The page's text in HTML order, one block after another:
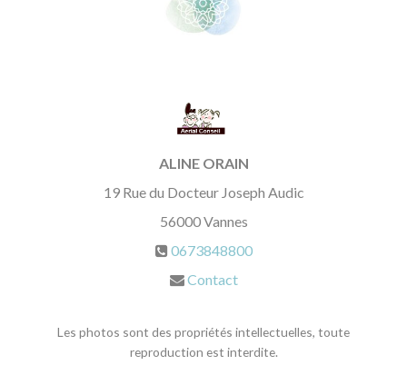
ALINE ORAIN
19 Rue du Docteur Joseph Audic
56000Vannes
0673848800
Contact
Les photos sont des propriétés intellectuelles, toute
reproduction est interdite.